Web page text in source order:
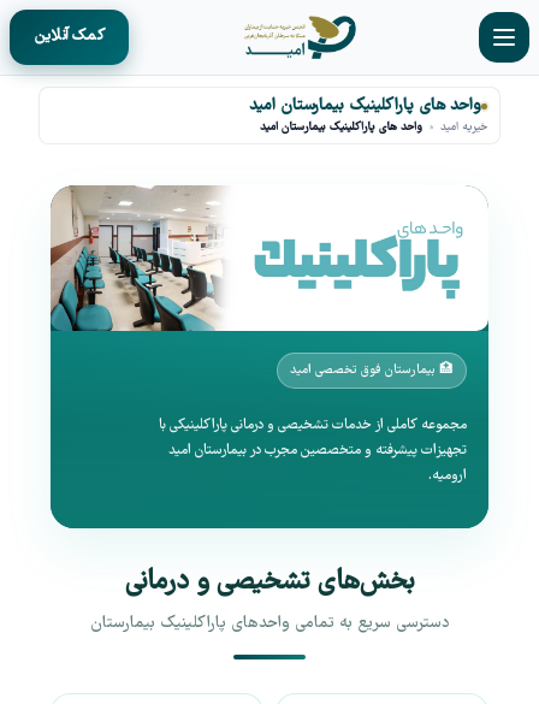
کمک آنلاین
واحد های پاراکلینیک بیمارستان امید
خیریه امید » واحد های پاراکلینیک بیمارستان امید
🏥 بیمارستان فوق تخصصی امید
مجموعه کاملی از خدمات تشخیصی و درمانی پاراکلینیکی با
تجهیزات پیشرفته و متخصصین مجرب در بیمارستان امید
ارومیه.
بخش‌های تشخیصی و درمانی
دسترسی سریع به تمامی واحدهای پاراکلینیک بیمارستان